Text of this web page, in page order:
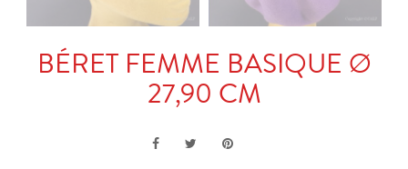
BÉRET FEMME BASIQUE Ø
27,90 CM